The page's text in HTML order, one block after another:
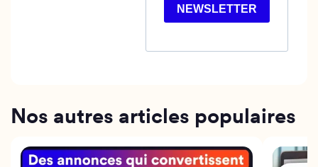
NEWSLETTER
Nos autres articles populaires